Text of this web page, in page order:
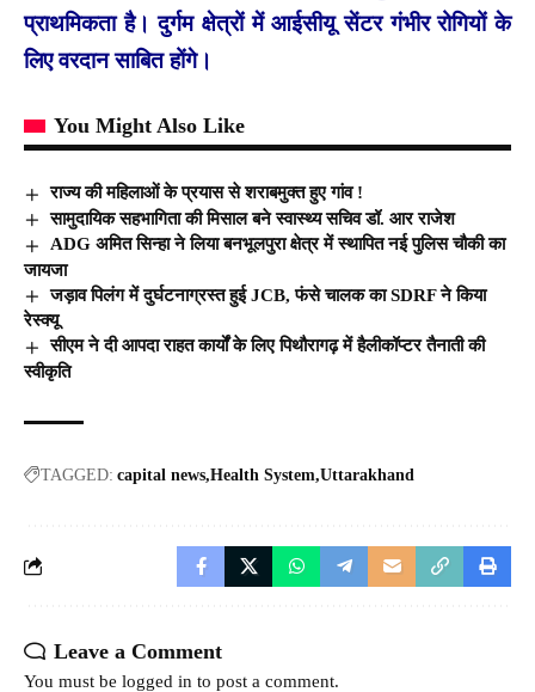
प्राथमिकता है। दुर्गम क्षेत्रों में आईसीयू सेंटर गंभीर रोगियों के
लिए वरदान साबित होंगे।
You Might Also Like
राज्य की महिलाओं के प्रयास से शराबमुक्त हुए गांव !
सामुदायिक सहभागिता की मिसाल बने स्वास्थ्य सचिव डॉ. आर राजेश
ADG अमित सिन्हा ने लिया बनभूलपुरा क्षेत्र में स्थापित नई पुलिस चौकी का
जायजा
जड़ाव पिलंग में दुर्घटनाग्रस्त हुई JCB, फंसे चालक का SDRF ने किया
रेस्क्यू
सीएम ने दी आपदा राहत कार्यों के लिए पिथौरागढ़ में हैलीकॉप्टर तैनाती की
स्वीकृति
TAGGED: capital news Health System Uttarakhand
Leave a Comment
You must be logged in to post a comment.